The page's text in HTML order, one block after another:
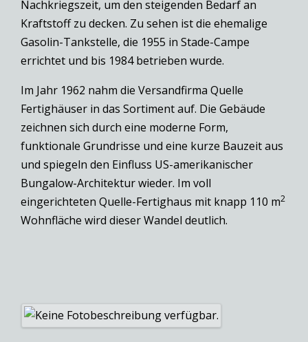
Nachkriegszeit, um den steigenden Bedarf an
Kraftstoff zu decken. Zu sehen ist die ehemalige
Gasolin-Tankstelle, die 1955 in Stade-Campe
errichtet und bis 1984 betrieben wurde.
Im Jahr 1962 nahm die Versandfirma Quelle
Fertighäuser in das Sortiment auf. Die Gebäude
zeichnen sich durch eine moderne Form,
funktionale Grundrisse und eine kurze Bauzeit aus
und spiegeln den Einfluss US-amerikanischer
Bungalow-Architektur wieder. Im voll
eingerichteten Quelle-Fertighaus mit knapp 110 m2
Wohnfläche wird dieser Wandel deutlich.